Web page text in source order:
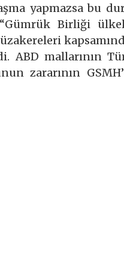
yapmazsa bu
Birliği
ABD mallarının
zararının